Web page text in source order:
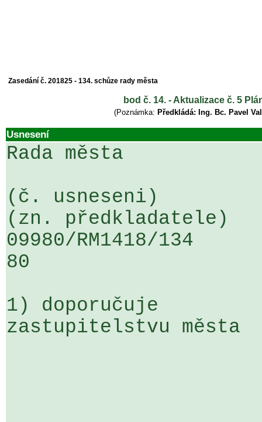
Zasedání č. 201825 - 134. schůze rady města
bod č. 14. - Aktualizace č. 5
(Poznámka: Předkládá: Ing. Bc. Pavel
Usnesení
Rada města
(č. usneseni)
(zn. předkladatele)
09980/RM1418/
80
1) doporučuje
zastupitelstvu města